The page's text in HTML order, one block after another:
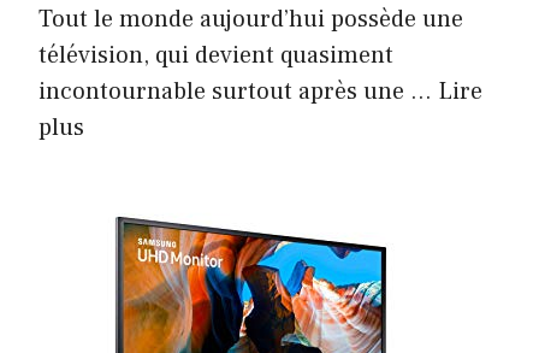
Tout le monde aujourd’hui possède une
télévision, qui devient quasiment
incontournable surtout après une … Lire
plus